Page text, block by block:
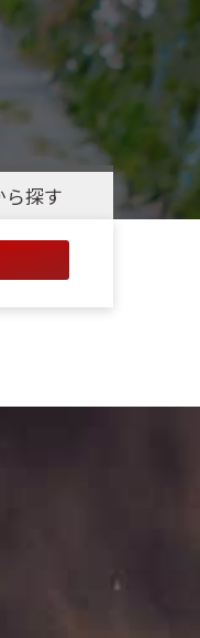
ら探す